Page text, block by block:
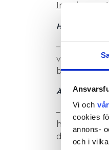
Vi och
cookies
annons-
och i
Instalco tar
HUR ÄR
– Det är bra
varit mycket
byggs det
ÄR TANKEN
– Nej inte i
hela
discipliner.